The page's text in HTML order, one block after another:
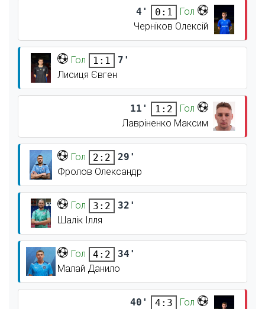
4' 0:1
Гол
Черніков Олексій
Гол 1:1
7'
Лисиця Євген
11' 1:2
Гол
Лавріненко Максим
Гол 2:2
29'
Фролов Олександр
Гол 3:2
32'
Шалік Ілля
Гол 4:2
34'
Малай Данило
40' 4:3
Гол